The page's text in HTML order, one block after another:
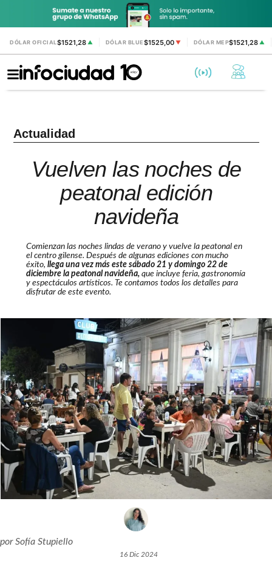
DÓLAR OFICIAL$1521,28 ▲ DÓLAR BLUE$1525,00 ▼ DÓLAR MEP$1521,28▲
Actualidad
Vuelven las noches de
peatonal edición
navideña
Comienzan las noches lindas de verano y vuelve la peatonal en
el centro gilense. Después de algunas ediciones con mucho
éxito, llega una vez más este sábado 21 y domingo 22 de
diciembre la peatonal navideña,que incluye feria, gastronomía
y espectáculos artísticos. Te contamos todos los detalles para
disfrutar de este evento.
porSofía Stupiello
16 Dic 2024